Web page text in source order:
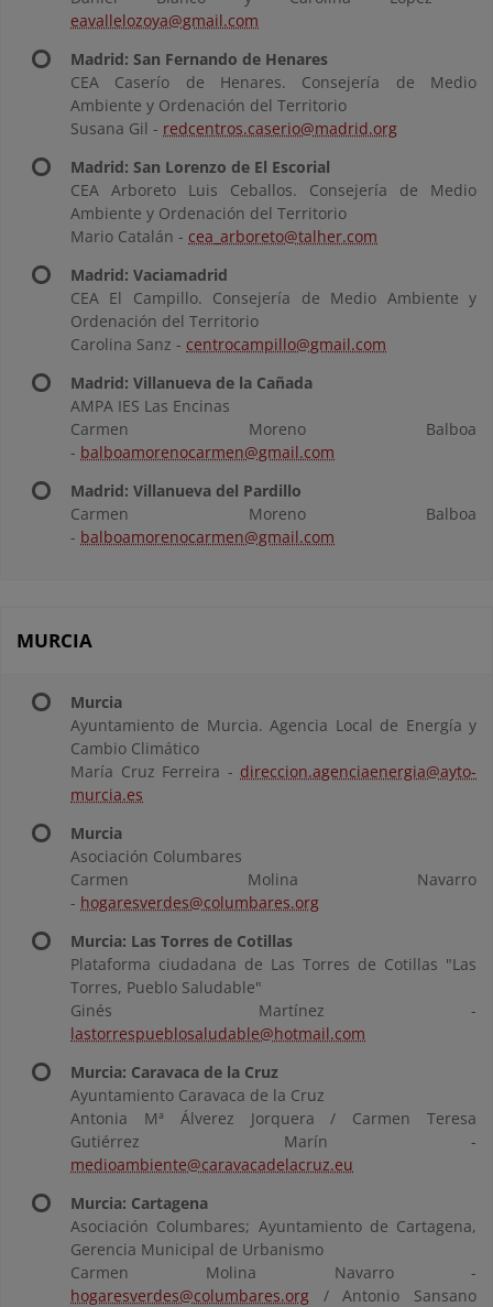
eavallelozoya@gmail.com
Madrid: San Fernando de Henares
CEA Caserío de Henares. Consejería de Medio
Ambiente y Ordenación del Territorio
Susana Gil - redcentros.caserio@madrid.org
Madrid: San Lorenzo de El Escorial
CEA Arboreto Luis Ceballos. Consejería de Medio
Ambiente y Ordenación del Territorio
Mario Catalán - cea_arboreto@talher.com
Madrid: Vaciamadrid
CEA El Campillo. Consejería de Medio Ambiente y
Ordenación del Territorio
Carolina Sanz - centrocampillo@gmail.com
Madrid: Villanueva de la Cañada
AMPA IES Las Encinas
Carmen Moreno Balboa
- balboamorenocarmen@gmail.com
Madrid: Villanueva del Pardillo
Carmen Moreno Balboa
- balboamorenocarmen@gmail.com
MURCIA
Murcia
Ayuntamiento de Murcia. Agencia Local de Energía y
Cambio Climático
María Cruz Ferreira - direccion.agenciaenergia@ayto-
murcia.es
Murcia
Asociación Columbares
Carmen Molina Navarro
- hogaresverdes@columbares.org
Murcia: Las Torres de Cotillas
Plataforma ciudadana de Las Torres de Cotillas "Las
Torres, Pueblo Saludable"
Ginés Martínez -
lastorrespueblosaludable@hotmail.com
Murcia: Caravaca de la Cruz
Ayuntamiento Caravaca de la Cruz
Antonia Mª Álverez Jorquera / Carmen Teresa
Gutiérrez Marín -
medioambiente@caravacadelacruz.eu
Murcia: Cartagena
Asociación Columbares; Ayuntamiento de Cartagena,
Gerencia Municipal de Urbanismo
Carmen Molina Navarro -
hogaresverdes@columbares.org / Antonio Sansano